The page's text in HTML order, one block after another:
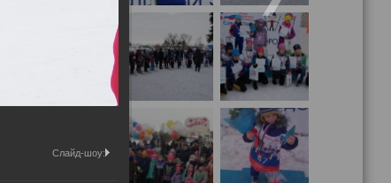
Слайд-шоу: